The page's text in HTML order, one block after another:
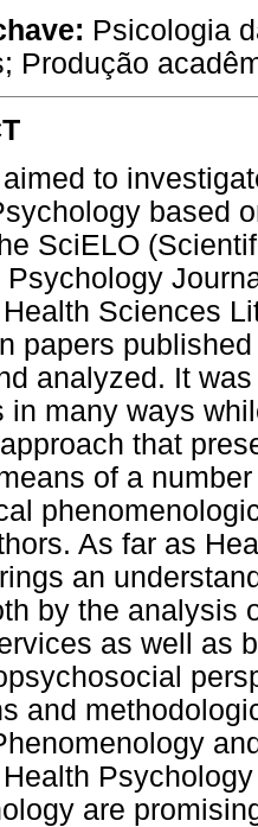
Psicologia
Produção
to
based
SciELO
Sciences
papers
analyzed. It
in many ways
that
of a
As far as
an
by the analysis
as well as
and
are